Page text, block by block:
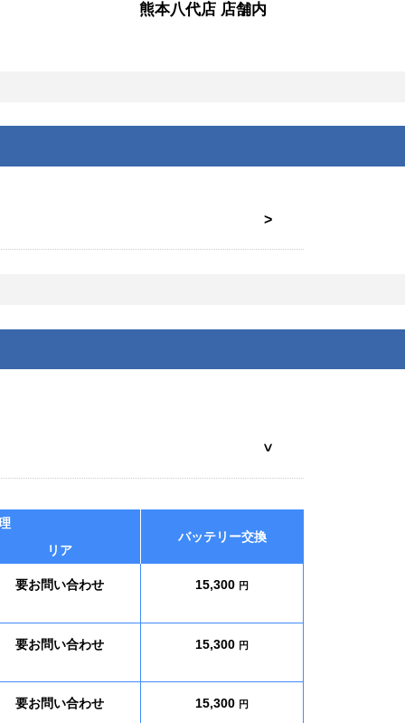
熊本八代店 店舗内
バッテリー交換
リア
要お問い合わせ 15,300 円
要お問い合わせ 15,300 円
要お問い合わせ 15,300 円